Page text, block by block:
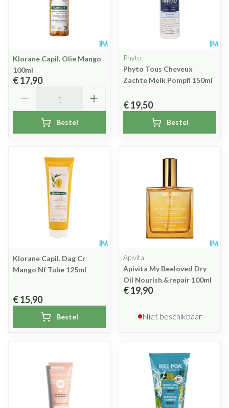
Klorane Capil. Olie Mango
100ml
€ 17,90
Bestel
Phyto
Phyto Tous Cheveux
Zachte Melk Pompfl 150ml
€ 19,50
Bestel
Klorane Capil. Dag Cr
Mango Nf Tube 125ml
€ 15,90
Bestel
Apivita
Apivita My Beeloved Dry
Oil Nourish.&repair 100ml
€ 19,90
Niet beschikbaar